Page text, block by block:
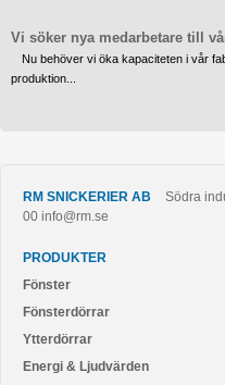
Vi söker nya medarbetare till
Nu behöver vi öka kapaciteten i vår
produktion...
RM SNICKERIER AB Södra
00 info@rm.se
PRODUKTER
Fönster
Fönsterdörrar
Ytterdörrar
Energi & Ljudvärden